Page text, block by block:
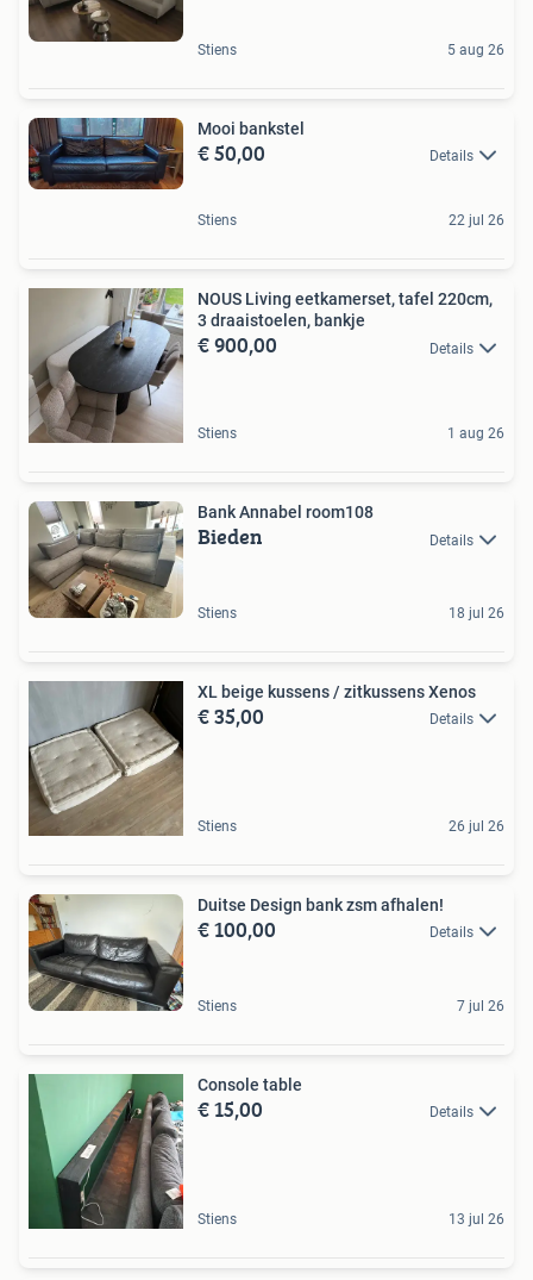
Stiens 5 aug 26
Mooi bankstel
€ 50,00 Details
Stiens 22 jul 26
NOUS Living eetkamerset, tafel 220cm,
3 draaistoelen, bankje
€ 900,00 Details
Stiens 1 aug 26
Bank Annabel room108
Bieden Details
Stiens 18 jul 26
XL beige kussens / zitkussens Xenos
€ 35,00 Details
Stiens 26 jul 26
Duitse Design bank zsm afhalen!
€ 100,00 Details
Stiens 7 jul 26
Console table
€ 15,00 Details
Stiens 13 jul 26